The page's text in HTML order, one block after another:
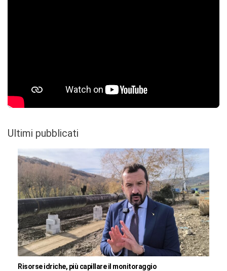
Ultimi pubblicati
Risorse idriche, più capillare il monitoraggio